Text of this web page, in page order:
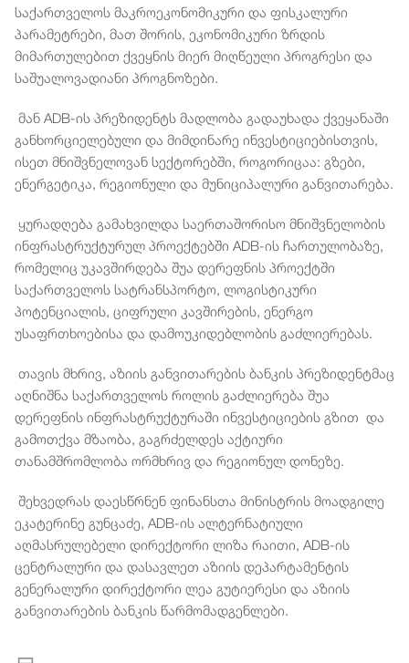
საქართველოს მაკროეკონომიკური და ფისკალური
პარამეტრები, მათ შორის, ეკონომიკური ზრდის
მიმართულებით ქვეყნის მიერ მიღწეული პროგრესი და
საშუალოვადიანი პროგნოზები.
მან ADB-ის პრეზიდენტს მადლობა გადაუხადა ქვეყანაში
განხორციელებული და მიმდინარე ინვესტიციებისთვის,
ისეთ მნიშვნელოვან სექტორებში, როგორიცაა: გზები,
ენერგეტიკა, რეგიონული და მუნიციპალური განვითარება.
ყურადღება გამახვილდა საერთაშორისო მნიშვნელობის
ინფრასტრუქტურულ პროექტებში ADB-ის ჩართულობაზე,
რომელიც უკავშირდება შუა დერეფნის პროექტში
საქართველოს სატრანსპორტო, ლოგისტიკური
პოტენციალის, ციფრული კავშირების, ენერგო
უსაფრთხოებისა და დამოუკიდებლობის გაძლიერებას.
თავის მხრივ, აზიის განვითარების ბანკის პრეზიდენტმაც
აღნიშნა საქართველოს როლის გაძლიერება შუა
დერეფნის ინფრასტრუქტურაში ინვესტიციების გზით და
გამოთქვა მზაობა, გაგრძელდეს აქტიური
თანამშრომლობა ორმხრივ და რეგიონულ დონეზე.
შეხვედრას დაესწრნენ ფინანსთა მინისტრის მოადგილე
ეკატერინე გუნცაძე, ADB-ის ალტერნატიული
აღმასრულებელი დირექტორი ლიზა რაითი, ADB-ის
ცენტრალური და დასავლეთ აზიის დეპარტამენტის
გენერალური დირექტორი ლეა გუტიერესი და აზიის
განვითარების ბანკის წარმომადგენლები.